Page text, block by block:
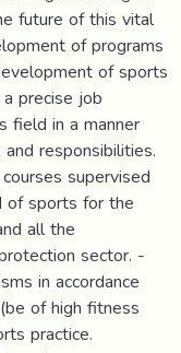
future of this vital
of programs
of sports
precise job
field in a manner
responsibilities.
supervised
of sports for the
all the
sector. -
in accordance
of high fitness
practice.